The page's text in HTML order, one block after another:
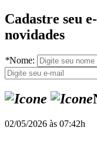
Cadastre seu
novidades
*Nome:
02/05/2026 às 07:42h